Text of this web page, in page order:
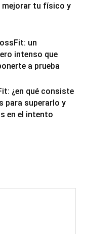
mejorar tu físico y
un
intenso que
a prueba
¿en qué consiste
para superarlo y
en el intento